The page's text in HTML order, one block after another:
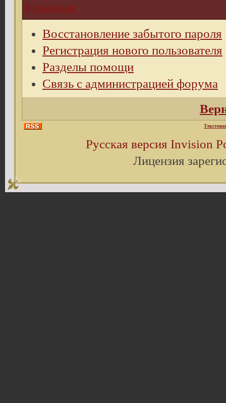
Ссылки
Восстановление забытого пароля
Регистрация нового пользователя
Разделы помощи
Связь с администрацией форума
Русская версия Invision
Лицензия